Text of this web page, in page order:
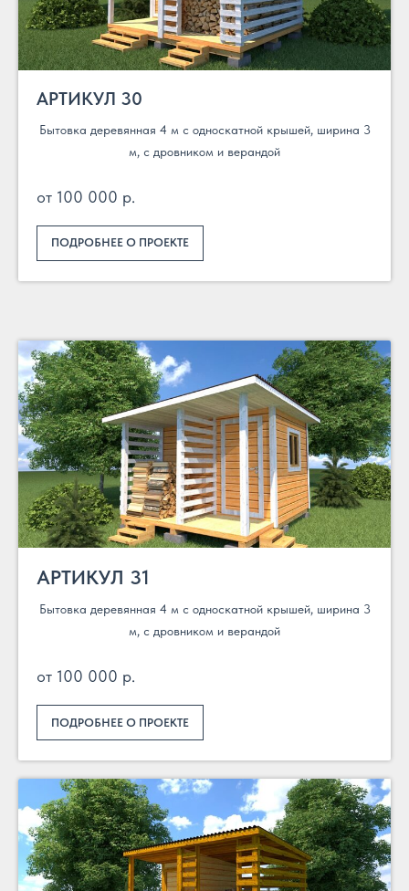
АРТИКУЛ 30
Бытовка деревянная 4 м с односкатной крышей, ширина 3
м, с дровником и верандой
от 100 000 р.
ПОДРОБНЕЕ О ПРОЕКТЕ
АРТИКУЛ 31
Бытовка деревянная 4 м с односкатной крышей, ширина 3
м, с дровником и верандой
от 100 000 р.
ПОДРОБНЕЕ О ПРОЕКТЕ